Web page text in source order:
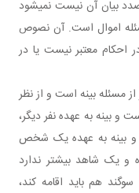
بيان آن نيست نمي شود
اموال است. آن نصوص
معتبر نيست يا در
مسئله بينه است و از نظر
و بينه به عهده نفر ديگر،
و بينه به عهده يک شخص
يک شاهد بيشتر ندارد
هم بايد اقامه کند،